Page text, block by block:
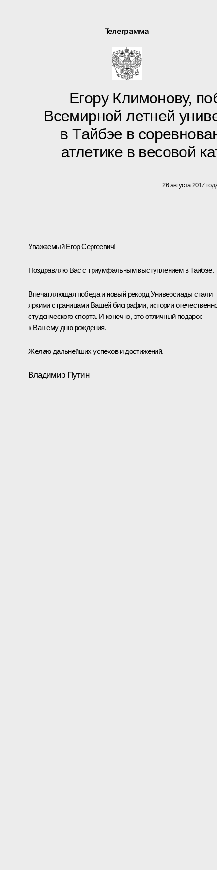
Телеграмма
Егору Климонову,
Всемирной летней
в Тайбэе в
атлетике в весовой
26 августа 2017
Уважаемый Егор Сергеевич!
Поздравляю Вас с триумфальным выступлением в Тайбэе.
Впечатляющая победа и новый рекорд Универсиады стали
яркими страницами Вашей биографии, истории
студенческого спорта. И конечно, это отличный подарок
к Вашему дню рождения.
Желаю дальнейших успехов и достижений.
Владимир Путин